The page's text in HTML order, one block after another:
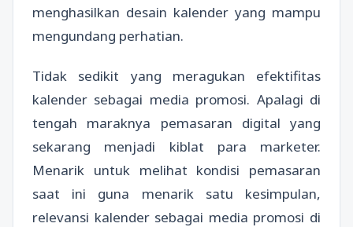
menghasilkan desain kalender yang mampu
mengundang perhatian.
Tidak sedikit yang meragukan efektifitas
kalender sebagai media promosi. Apalagi di
tengah maraknya pemasaran digital yang
sekarang menjadi kiblat para marketer.
Menarik untuk melihat kondisi pemasaran
saat ini guna menarik satu kesimpulan,
relevansi kalender sebagai media promosi di